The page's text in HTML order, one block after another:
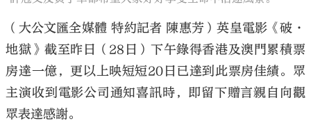
（大公文匯全媒體 特約記者 陳惠芳）英皇電影《破·
地獄》截至昨日（28日）下午錄得香港及澳門累積票
房達一億，更以上映短短20日已達到此票房佳績。眾
主演收到電影公司通知喜訊時，即留下贈言親自向觀
眾表達感謝。